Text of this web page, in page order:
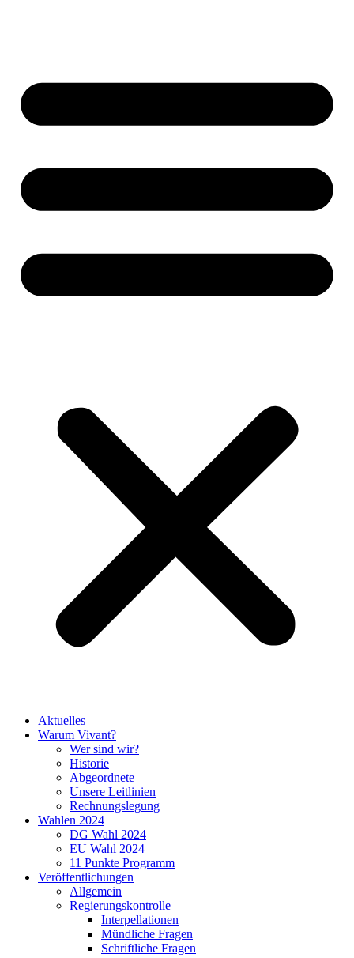
Aktuelles
Warum Vivant?
Wer sind wir?
Historie
Abgeordnete
Unsere Leitlinien
Rechnungslegung
Wahlen 2024
DG Wahl 2024
EU Wahl 2024
11 Punkte Programm
Veröffentlichungen
Allgemein
Regierungskontrolle
Interpellationen
Mündliche Fragen
Schriftliche Fragen